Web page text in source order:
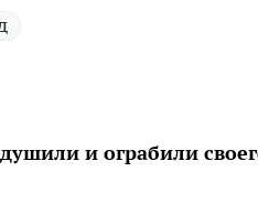
и ограбили